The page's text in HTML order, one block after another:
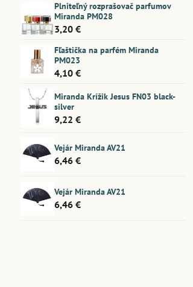
Plniteľný rozprašovač parfumov
Miranda PM028
3,20 €
Fľaštička na parfém Miranda
PM023
4,10 €
Miranda Krížik Jesus FN03 black-
silver
9,22 €
Vejár Miranda AV21
6,46 €
Vejár Miranda AV21
6,46 €